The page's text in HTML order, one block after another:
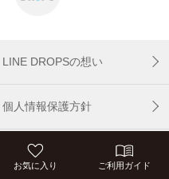
LINE DROPSの想い
個人情報保護方針
お問い合わせ
お気に入り ご利用ガイド